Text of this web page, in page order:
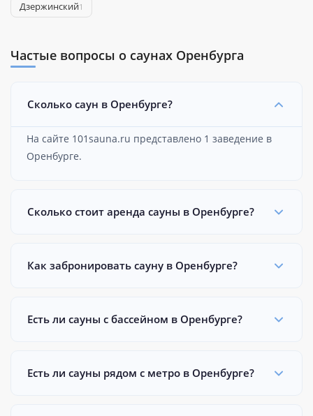
​Дзержинский1
Частые вопросы о саунах Оренбурга
Сколько саун в Оренбурге?
На сайте 101sauna.ru представлено 1 заведение в
Оренбурге.
Сколько стоит аренда сауны в Оренбурге?
Как забронировать сауну в Оренбурге?
Есть ли сауны с бассейном в Оренбурге?
Есть ли сауны рядом с метро в Оренбурге?